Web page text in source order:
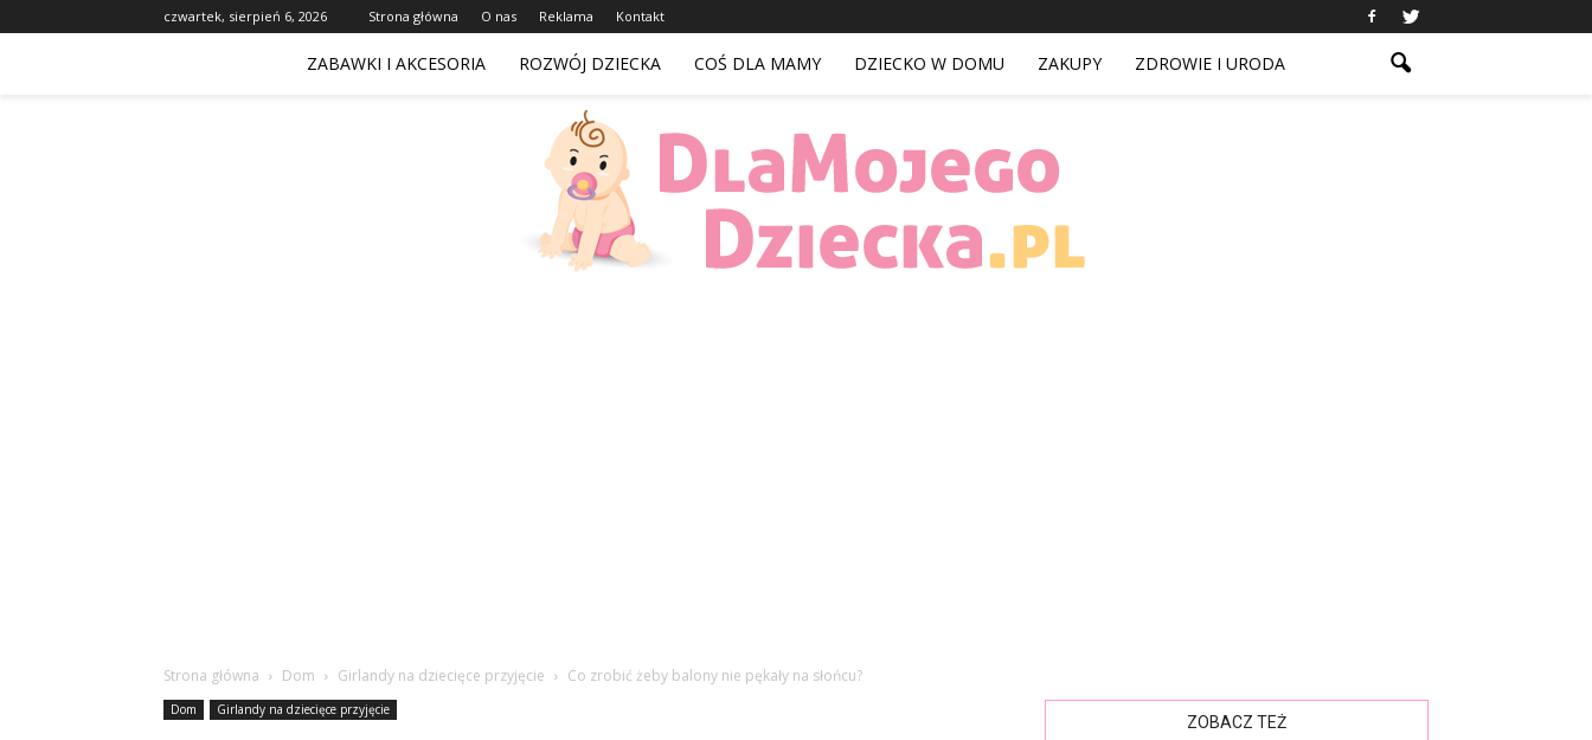
czwartek, sierpień 6, 2026 Strona główna O nas Reklama Kontakt
ZABAWKI I AKCESORIA ROZWÓJ DZIECKA COŚ DLA MAMY DZIECKO W DOMU ZAKUPY ZDROWIE I URODA
Strona główna Dom Girlandy na dziecięce przyjęcie Co zrobić żeby balony nie pękały na słońcu?
Dom Girlandy na dziecięce przyjęcie
ZOBACZ TEŻ